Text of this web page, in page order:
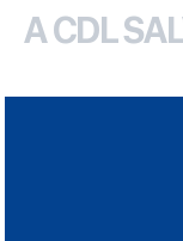
A CDL